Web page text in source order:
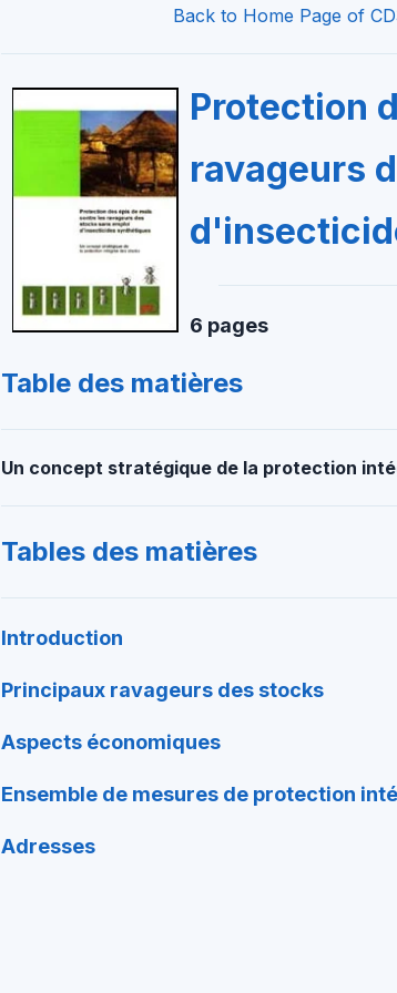
Back to Home Page of
Protection
ravageurs
6 pages
Table des matières
Un concept stratégique de la protection
Tables des matières
Introduction
Principaux ravageurs des stocks
Aspects économiques
Ensemble de mesures de protection
Adresses